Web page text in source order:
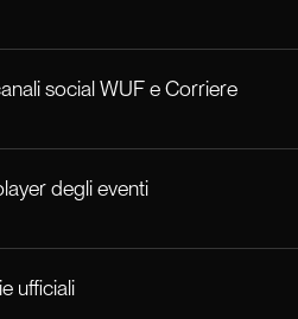
social WUF e Corriere
degli eventi
ufficiali